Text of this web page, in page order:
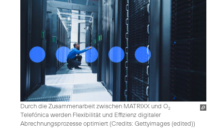
Durch die Zusammenarbeit zwischen MATRIXX und O2
Telefónica werden Flexibilität und Effizienz digitaler
Abrechnungsprozesse optimiert (Credits: Gettyimages (edited))